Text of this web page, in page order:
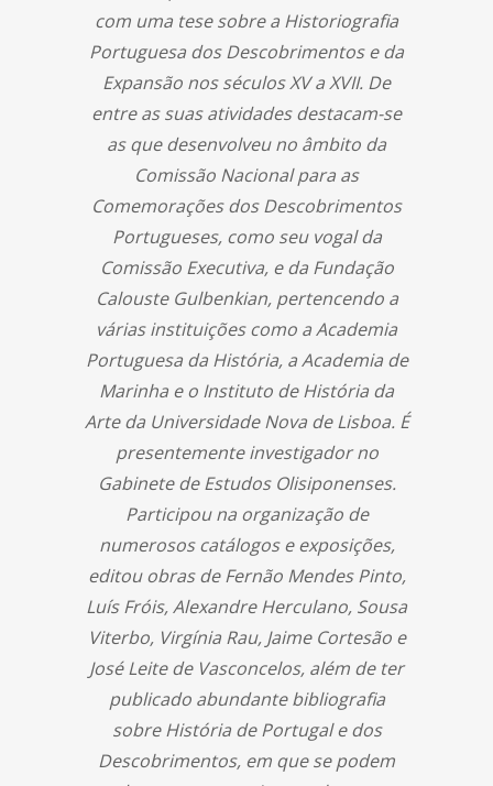
com uma tese sobre a Historiografia
Portuguesa dos Descobrimentos e da
Expansão nos séculos XV a XVII. De
entre as suas atividades destacam-se
as que desenvolveu no âmbito da
Comissão Nacional para as
Comemorações dos Descobrimentos
Portugueses, como seu vogal da
Comissão Executiva, e da Fundação
Calouste Gulbenkian, pertencendo a
várias instituições como a Academia
Portuguesa da História, a Academia de
Marinha e o Instituto de História da
Arte da Universidade Nova de Lisboa. É
presentemente investigador no
Gabinete de Estudos Olisiponenses.
Participou na organização de
numerosos catálogos e exposições,
editou obras de Fernão Mendes Pinto,
Luís Fróis, Alexandre Herculano, Sousa
Viterbo, Virgínia Rau, Jaime Cortesão e
José Leite de Vasconcelos, além de ter
publicado abundante bibliografia
sobre História de Portugal e dos
Descobrimentos, em que se podem